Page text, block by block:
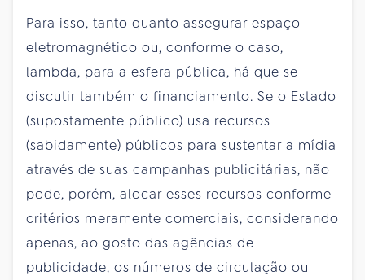
Para isso, tanto quanto assegurar espaço
eletromagnético ou, conforme o caso,
lambda, para a esfera pública, há que se
discutir também o financiamento. Se o Estado
(supostamente público) usa recursos
(sabidamente) públicos para sustentar a mídia
através de suas campanhas publicitárias, não
pode, porém, alocar esses recursos conforme
critérios meramente comerciais, considerando
apenas, ao gosto das agências de
publicidade, os números de circulação ou